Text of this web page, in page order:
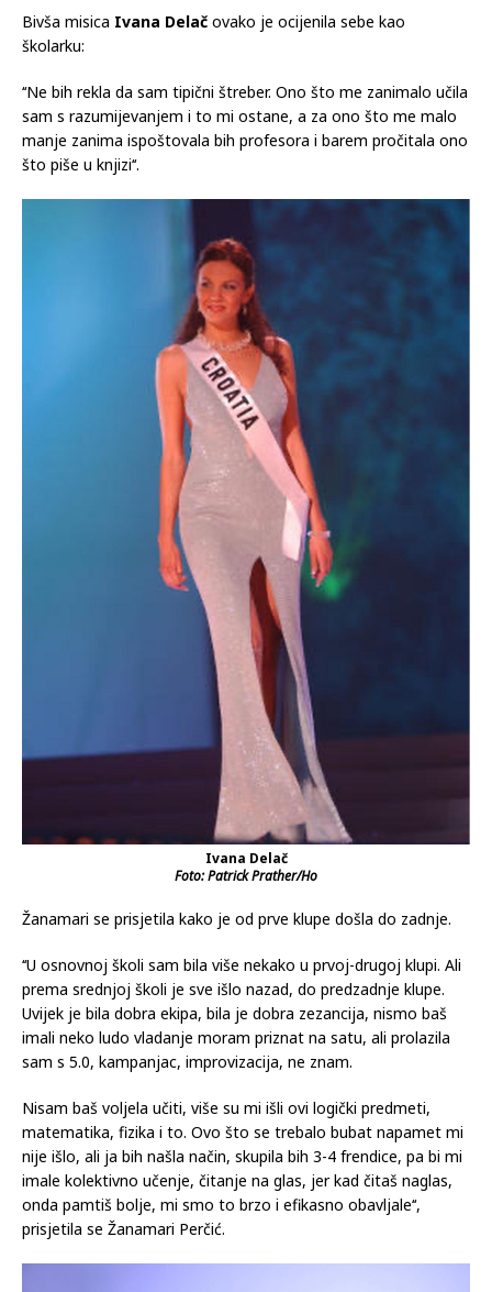
Bivša misica Ivana Delač ovako je ocijenila sebe kao
školarku:
‘‘Ne bih rekla da sam tipični štreber. Ono što me zanimalo učila
sam s razumijevanjem i to mi ostane, a za ono što me malo
manje zanima ispoštovala bih profesora i barem pročitala ono
što piše u knjizi‘‘.
Ivana Delač
Foto: Patrick Prather/Ho
Žanamari se prisjetila kako je od prve klupe došla do zadnje.
‘‘U osnovnoj školi sam bila više nekako u prvoj-drugoj klupi. Ali
prema srednjoj školi je sve išlo nazad, do predzadnje klupe.
Uvijek je bila dobra ekipa, bila je dobra zezancija, nismo baš
imali neko ludo vladanje moram priznat na satu, ali prolazila
sam s 5.0, kampanjac, improvizacija, ne znam.
Nisam baš voljela učiti, više su mi išli ovi logički predmeti,
matematika, fizika i to. Ovo što se trebalo bubat napamet mi
nije išlo, ali ja bih našla način, skupila bih 3-4 frendice, pa bi mi
imale kolektivno učenje, čitanje na glas, jer kad čitaš naglas,
onda pamtiš bolje, mi smo to brzo i efikasno obavljale‘‘,
prisjetila se Žanamari Perčić.